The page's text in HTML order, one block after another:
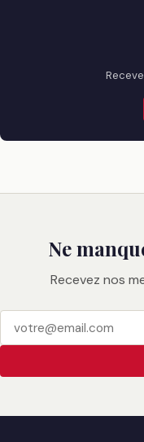
Ne
Recevez nos